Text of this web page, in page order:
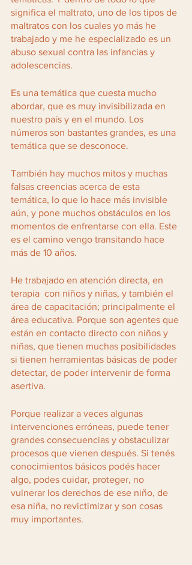
significa el maltrato, uno de los tipos de
maltratos con los cuales yo más he
trabajado y me he especializado es un
abuso sexual contra las infancias y
adolescencias.
Es una temática que cuesta mucho
abordar, que es muy invisibilizada en
nuestro país y en el mundo. Los
números son bastantes grandes, es una
temática que se desconoce.
También hay muchos mitos y muchas
falsas creencias acerca de esta
temática, lo que lo hace más invisible
aún, y pone muchos obstáculos en los
momentos de enfrentarse con ella. Este
es el camino vengo transitando hace
más de 10 años.
He trabajado en atención directa, en
terapia  con niños y niñas, y también el
área de capacitación; principalmente el
área educativa. Porque son agentes que
están en contacto directo con niños y
niñas, que tienen muchas posibilidades
si tienen herramientas básicas de poder
detectar, de poder intervenir de forma
asertiva.
Porque realizar a veces algunas
intervenciones erróneas, puede tener
grandes consecuencias y obstaculizar
procesos que vienen después. Si tenés
conocimientos básicos podés hacer
algo, podes cuidar, proteger, no
vulnerar los derechos de ese niño, de
esa niña, no revictimizar y son cosas
muy importantes.